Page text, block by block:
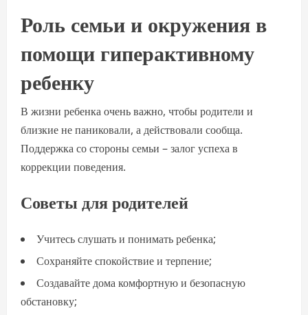
Роль семьи и окружения в
помощи гиперактивному
ребенку
В жизни ребенка очень важно, чтобы родители и
близкие не паниковали, а действовали сообща.
Поддержка со стороны семьи – залог успеха в
коррекции поведения.
Советы для родителей
Учитесь слушать и понимать ребенка;
Сохраняйте спокойствие и терпение;
Создавайте дома комфортную и безопасную
обстановку;